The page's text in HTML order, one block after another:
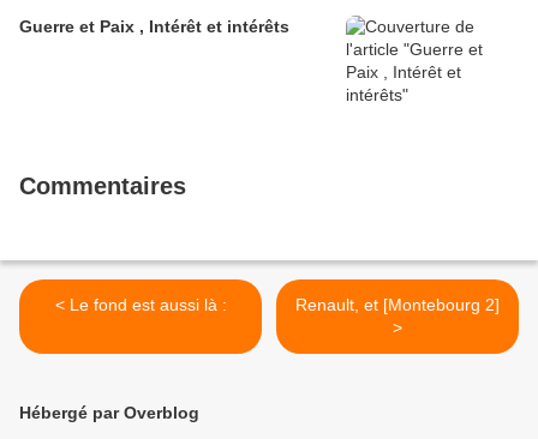
Guerre et Paix , Intérêt et intérêts
Commentaires
< Le fond est aussi là :
Renault, et [Montebourg 2]
>
Hébergé par Overblog